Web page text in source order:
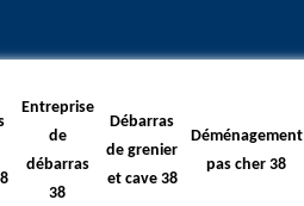
Entreprise
de
débarras
38
Débarras
de grenier
et cave 38
Déménagement
pas cher 38